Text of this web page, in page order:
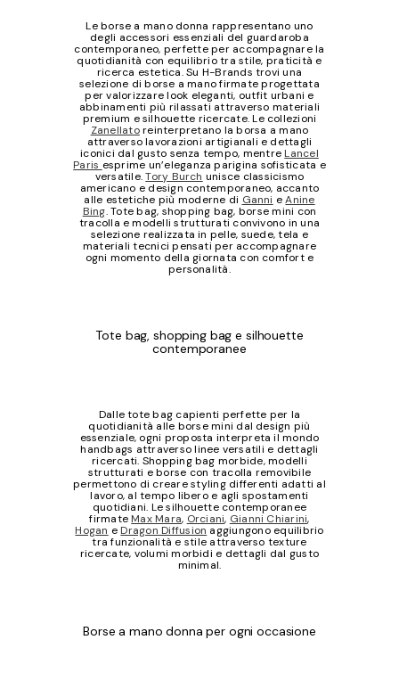
Le borse a mano donna rappresentano uno
degli accessori essenziali del guardaroba
contemporaneo, perfette per accompagnare la
quotidianità con equilibrio tra stile, praticità e
ricerca estetica. Su H-Brands trovi una
selezione di borse a mano firmate progettata
per valorizzare look eleganti, outfit urbani e
abbinamenti più rilassati attraverso materiali
premium e silhouette ricercate. Le collezioni
Zanellatoreinterpretano la borsa a mano
attraverso lavorazioni artigianali e dettagli
iconici dal gusto senza tempo, mentre Lancel
Paris esprime un’eleganza parigina sofisticata e
versatile.Tory Burch unisce classicismo
americano e design contemporaneo, accanto
alle estetiche più moderne di Ganni eAnine
Bing. Tote bag, shopping bag, borse mini con
tracolla e modelli strutturati convivono in una
selezione realizzata in pelle, suede, tela e
materiali tecnici pensati per accompagnare
ogni momento della giornata con comfort e
personalità.
Tote bag, shopping bag e silhouette
contemporanee
Dalle tote bag capienti perfette per la
quotidianità alle borse mini dal design più
essenziale, ogni proposta interpreta il mondo
handbags attraverso linee versatili e dettagli
ricercati. Shopping bag morbide, modelli
strutturati e borse con tracolla removibile
permettono di creare styling differenti adatti al
lavoro, al tempo libero e agli spostamenti
quotidiani. Le silhouette contemporanee
firmate Max Mara, Orciani, Gianni Chiarini,
Hogan e Dragon Diffusion aggiungono equilibrio
tra funzionalità e stile attraverso texture
ricercate, volumi morbidi e dettagli dal gusto
minimal.
Borse a mano donna per ogni occasione